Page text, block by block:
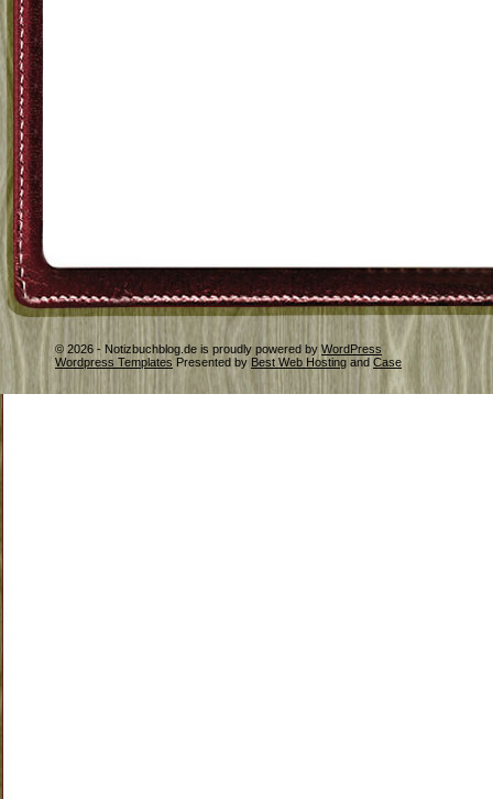
© 2026 - Notizbuchblog.de is proudly powered by WordPress
Wordpress Templates Presented by Best Web Hosting and Case